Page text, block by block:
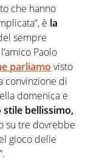
che hanno
è la
sempre
Paolo
parliamo visto
convinzione di
domenica e
bellissimo,
su tre dovrebbe
gioco delle